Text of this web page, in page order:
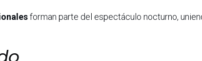
forman parte del espectáculo nocturno,